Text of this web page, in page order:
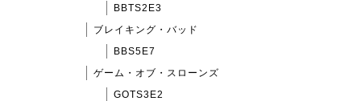
BBTS2E3
ブレイキング・バッド
BBS5E7
ゲーム・オブ・スローンズ
GOTS3E2